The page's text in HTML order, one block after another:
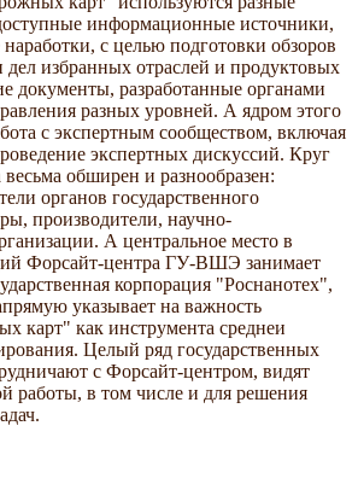
информационные источники,
с целью подготовки обзоров
дел избранных отраслей и продуктовых
документы, разработанные органами
разных уровней. А ядром этого
с экспертным сообществом, включая
экспертных дискуссий. Круг
весьма обширен и разнообразен:
органов государственного
производители, научно-
А центральное место в
Форсайт-центра ГУ-ВШЭ занимает
корпорация "Роснанотех",
указывает на важность
карт" как инструмента среднеи
Целый ряд государственных
с Форсайт-центром, видят
работы, в том числе и для решения